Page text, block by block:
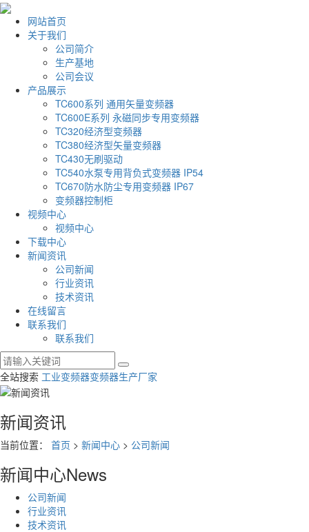
网站首页
关于我们
公司简介
生产基地
公司会议
产品展示
TC600系列 通用矢量变频器
TC600E系列 永磁同步专用变频器
TC320经济型变频器
TC380经济型矢量变频器
TC430无刷驱动
TC540水泵专用背负式变频器 IP54
TC670防水防尘专用变频器 IP67
变频器控制柜
视频中心
视频中心
下载中心
新闻资讯
公司新闻
行业资讯
技术资讯
在线留言
联系我们
联系我们
全站搜索 工业变频器变频器生产厂家
新闻资讯
当前位置： 首页 > 新闻中心 > 公司新闻
新闻中心News
公司新闻
行业资讯
技术资讯